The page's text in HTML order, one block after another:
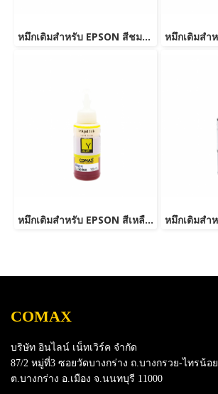
หมึกเติมสำหรับ EPSON สีชมพู 70 ml. โคแมกซ์
หมึกเติมสำหรับ EPSON สีเหลือง 70 ml. โคแมกซ์
COMAX
บริษัท อินไลน์ เน็ทเวิร์ค จำกัด
87/2 หมู่ที่3 ซอยวัดบางกร่าง ถ.บางกรวย-ไทรน้อย
ต.บางกร่าง อ.เมือง จ.นนทบุรี 11000